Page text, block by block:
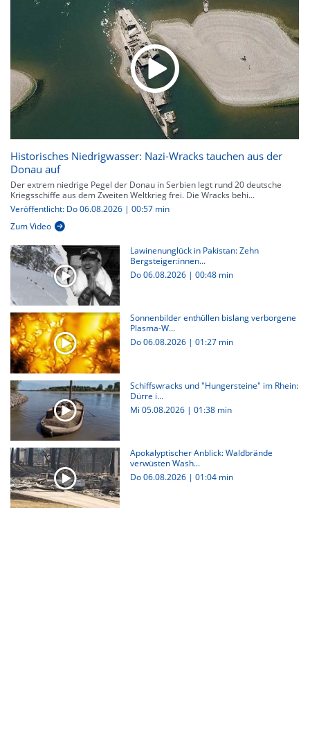
Historisches Niedrigwasser: Nazi-Wracks tauchen aus der
Donau auf
Der extrem niedrige Pegel der Donau in Serbien legt rund 20 deutsche
Kriegsschiffe aus dem Zweiten Weltkrieg frei. Die Wracks behi...
Veröffentlicht: Do 06.08.2026 | 00:57 min
Zum Video
Lawinenunglück in Pakistan: Zehn
Bergsteiger:innen...
Do 06.08.2026 | 00:48 min
Sonnenbilder enthüllen bislang verborgene
Plasma-W...
Do 06.08.2026 | 01:27 min
Schiffswracks und "Hungersteine" im Rhein:
Dürre i...
Mi 05.08.2026 | 01:38 min
Apokalyptischer Anblick: Waldbrände
verwüsten Wash...
Do 06.08.2026 | 01:04 min